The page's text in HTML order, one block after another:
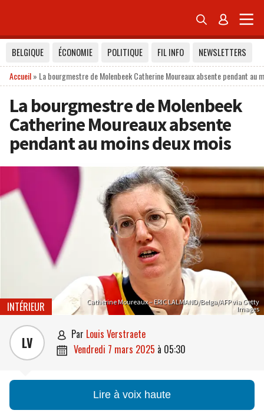
 
BELGIQUE ÉCONOMIE POLITIQUE FIL INFO
NEWSLETTERS
Accueil» La bourgmestre de Molenbeek Catherine Moureaux absente pendant au
La bourgmestre de Molenbeek
Catherine Moureaux absente
pendant au moins deux mois
Catherine Moureaux – ERIC LALMAND/Belga/AFP via Getty
Images
INTÉRIEUR
LV  par Louis Verstraete
 vendredi 7 mars 2025 à 05:30
Lire à voix haute